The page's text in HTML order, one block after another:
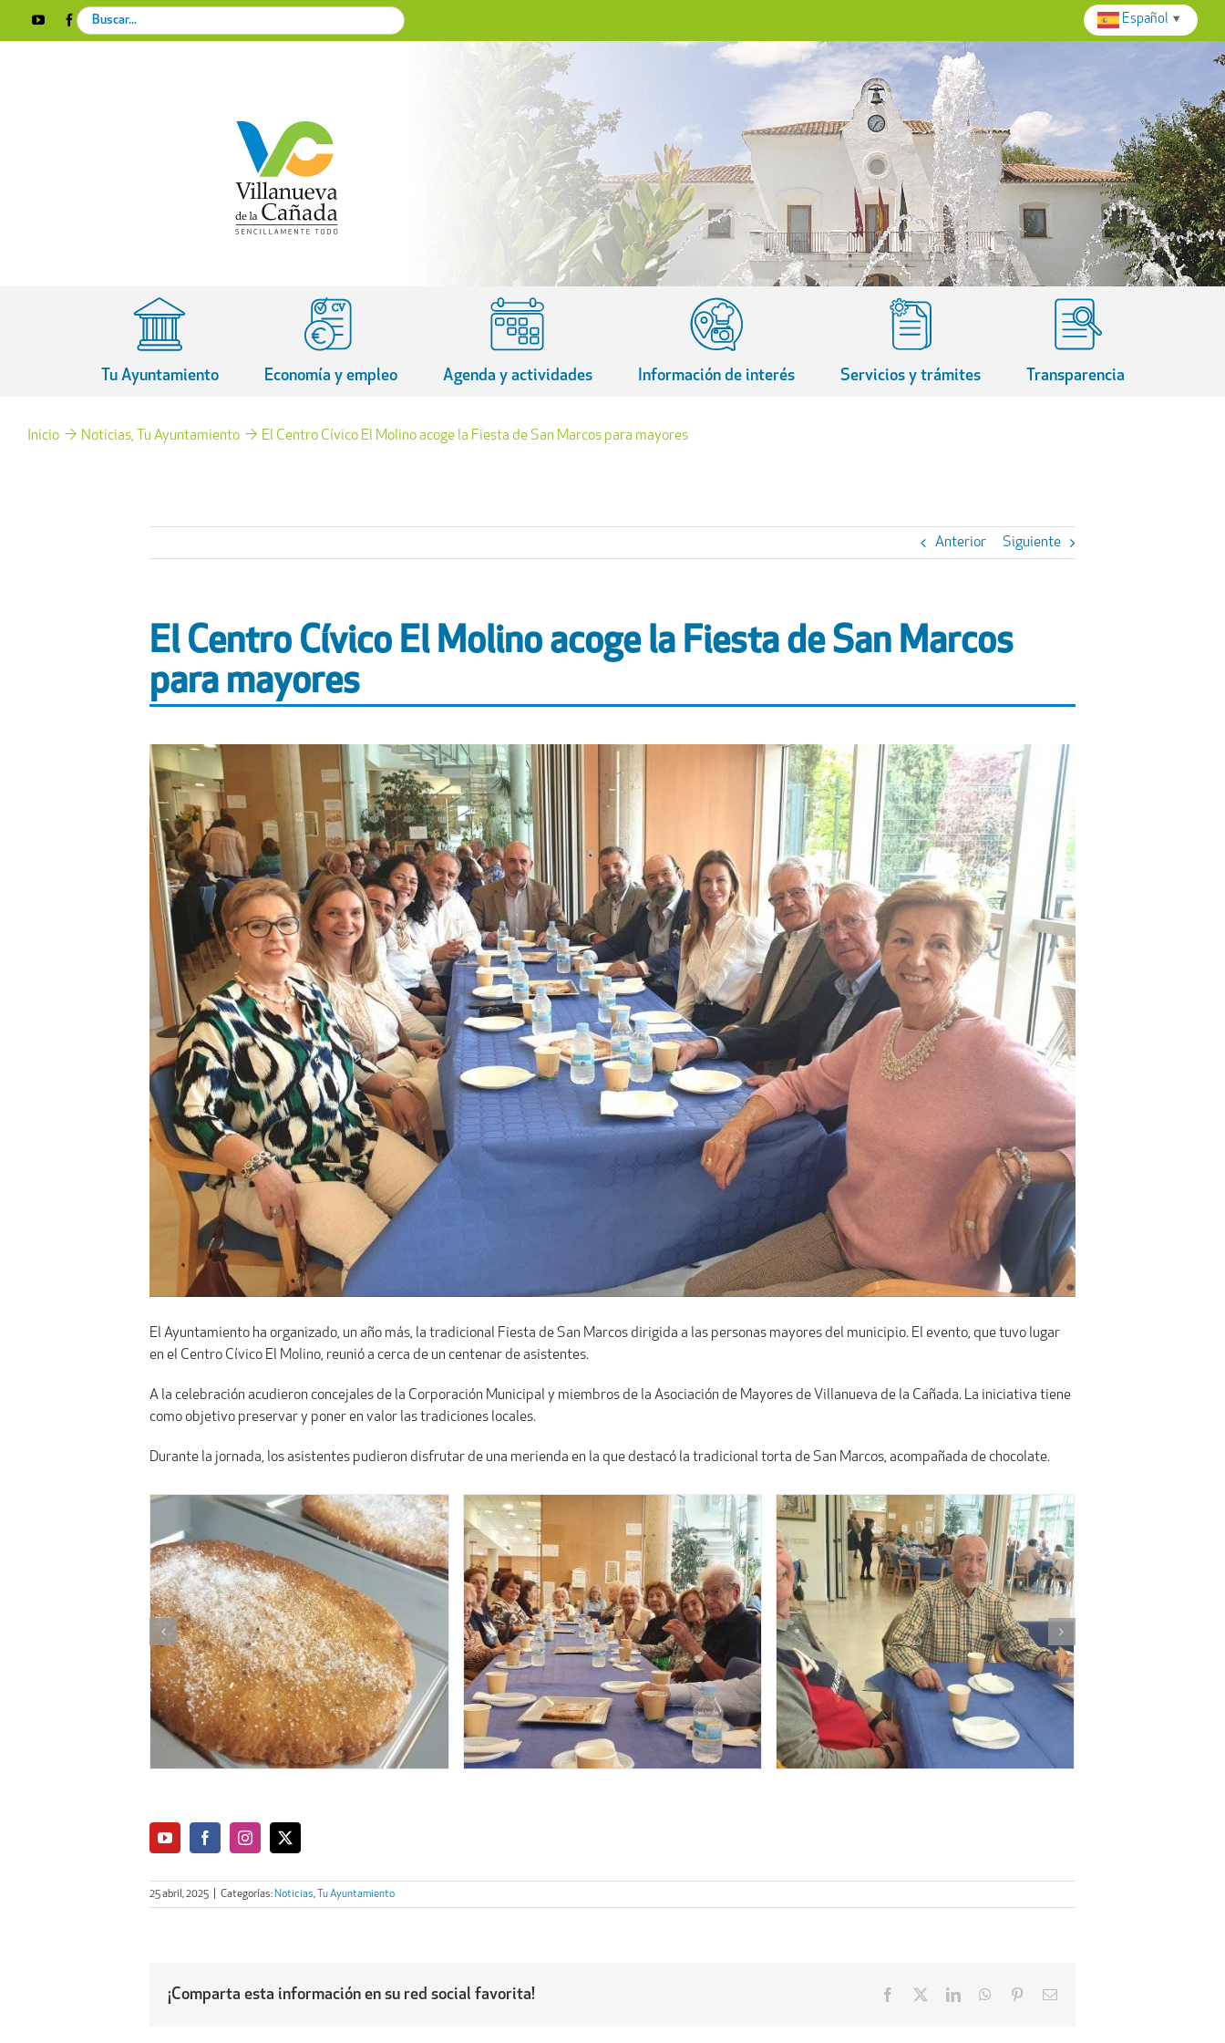
YouTubeFacebookInstagram
X
Search
for:
Tu Ayuntamiento Economía y empleo Agenda y actividades Información de interés Servicios y trámites Transparencia
Inicio Noticias Tu Ayuntamiento El Centro Cívico El Molino acoge la Fiesta de San Marcos para mayores
Anterior Siguiente
El Centro Cívico El Molino acoge la Fiesta de San Marcos
para mayores
El Ayuntamiento ha organizado, un año más, la tradicional Fiesta de San Marcos dirigida a las personas mayores del municipio. El evento, que tuvo lugar
en el Centro Cívico El Molino, reunió a cerca de un centenar de asistentes.
A la celebración acudieron concejales de la Corporación Municipal y miembros de la Asociación de Mayores de Villanueva de la Cañada. La iniciativa tiene
como objetivo preservar y poner en valor las tradiciones locales.
Durante la jornada, los asistentes pudieron disfrutar de una merienda en la que destacó la tradicional torta de San Marcos, acompañada de chocolate.
25 abril, 2025 Categorías: Noticias, Tu Ayuntamiento
¡Comparta esta información en su red social favorita! Facebook LinkedInWhatsApp
PinterestEmail
Español ▼